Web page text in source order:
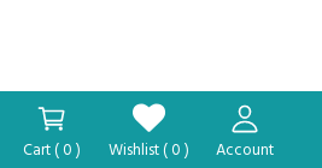
Cart (0) Wishlist (0) Account